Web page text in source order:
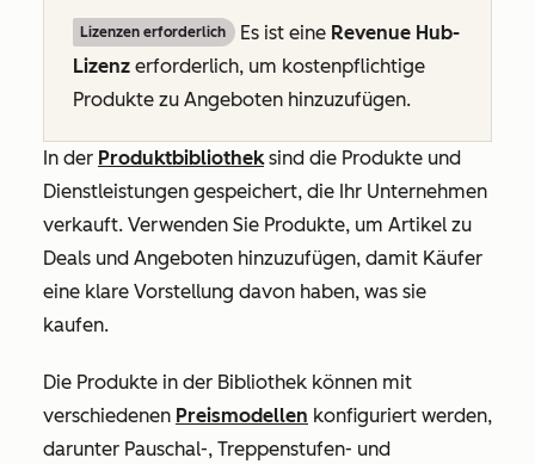
Lizenzen erforderlich Es ist eine Revenue Hub-
Lizenz erforderlich, um kostenpflichtige
Produkte zu Angeboten hinzuzufügen.
In der Produktbibliotheksind die Produkte und
Dienstleistungen gespeichert, die Ihr Unternehmen
verkauft. Verwenden Sie Produkte, um Artikel zu
Deals und Angeboten hinzuzufügen, damit Käufer
eine klare Vorstellung davon haben, was sie
kaufen.
Die Produkte in der Bibliothek können mit
verschiedenen Preismodellen konfiguriert werden,
darunter Pauschal-, Treppenstufen- und